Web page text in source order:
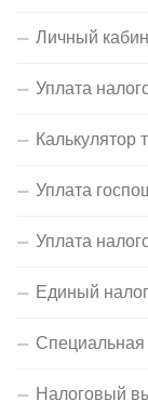
Личный
Уплата
Калькулятор
Уплата
Уплата
Единый
Налоговый